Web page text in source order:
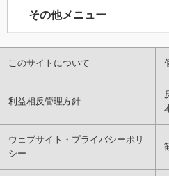
その他メニュー
このサイトについて
利益相反管理方針
ウェブサイト・プライバシーポリ
シー